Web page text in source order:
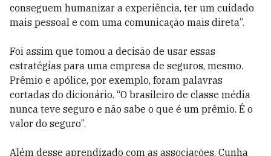
conseguem humanizar a experiência, ter um cuidado
mais pessoal e com uma comunicação mais direta”.
Foi assim que tomou a decisão de usar essas
estratégias para uma empresa de seguros, mesmo.
Prêmio e apólice, por exemplo, foram palavras
cortadas do dicionário. “O brasileiro de classe média
nunca teve seguro e não sabe o que é um prêmio. É o
valor do seguro”.
Além desse aprendizado com as associações, Cunha